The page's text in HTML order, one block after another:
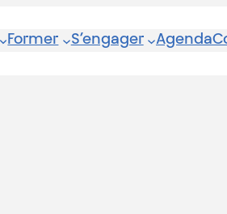
Former S’engager Agenda